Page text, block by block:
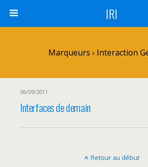
IRI
Marqueurs › Interaction
06/09/2011
Interfaces de demain
Retour au début